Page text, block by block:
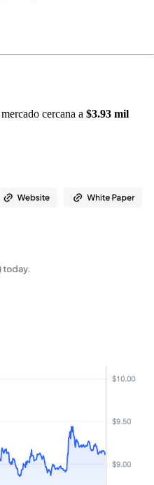
cercana a $3.93 mil